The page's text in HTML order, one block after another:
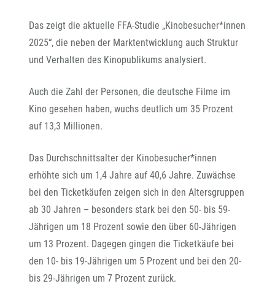
Das zeigt die aktuelle FFA-Studie „Kinobesucher*innen
2025“, die neben der Marktentwicklung auch Struktur
und Verhalten des Kinopublikums analysiert.
Auch die Zahl der Personen, die deutsche Filme im
Kino gesehen haben, wuchs deutlich um 35 Prozent
auf 13,3 Millionen.
Das Durchschnittsalter der Kinobesucher*innen
erhöhte sich um 1,4 Jahre auf 40,6 Jahre. Zuwächse
bei den Ticketkäufen zeigen sich in den Altersgruppen
ab 30 Jahren – besonders stark bei den 50- bis 59-
Jährigen um 18 Prozent sowie den über 60-Jährigen
um 13 Prozent. Dagegen gingen die Ticketkäufe bei
den 10- bis 19-Jährigen um 5 Prozent und bei den 20-
bis 29-Jährigen um 7 Prozent zurück.